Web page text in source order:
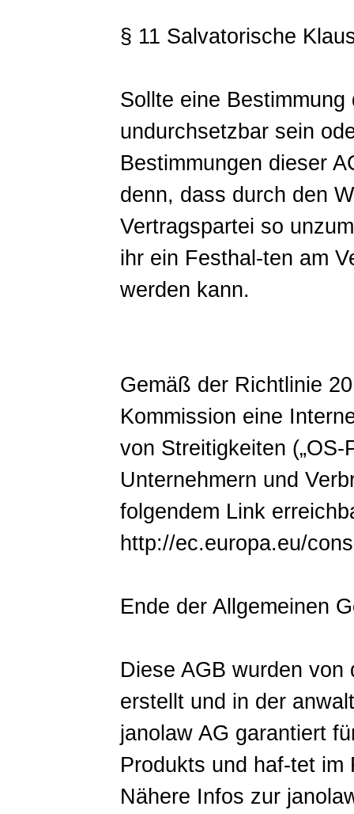
§ 11 Salvatorische
Sollte eine
undurchsetzbar sein
Bestimmungen dieser
denn, dass durch den
Vertragspartei so
ihr ein Festhal-ten am
werden kann.
Gemäß der Richtlinie
Kommission eine
von Streitigkeiten („OS-
Unternehmern und
folgendem Link
http://ec.europa.eu/
Ende der Allgemeinen
Diese AGB wurden
erstellt und in der
janolaw AG garantiert
Produkts und haf-tet im
Nähere Infos zur